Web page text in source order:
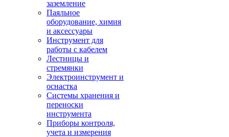
заземление
Паяльное
оборудование, химия
и аксессуары
Инструмент для
работы с кабелем
Лестницы и
стремянки
Электроинструмент и
оснастка
Системы хранения и
переноски
инструмента
Приборы контроля,
учета и измерения